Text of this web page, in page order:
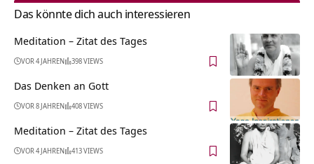
Das könnte dich auch interessieren
Meditation – Zitat des Tages
VOR 4 JAHREN 398 VIEWS
Das Denken an Gott
VOR 8 JAHREN 408 VIEWS
Meditation – Zitat des Tages
VOR 4 JAHREN 413 VIEWS